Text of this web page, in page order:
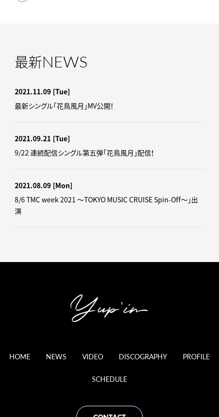
最新NEWS
2021.11.09 [Tue]
最新シングル「花鳥風月」MV公開！
2021.09.21 [Tue]
9/22 連続配信シングル第五弾「花鳥風月」配信！
2021.08.09 [Mon]
8/6 TMC week 2021 ～TOKYO MUSIC CRUISE Spin-Off～」出
演
HOME NEWS VIDEO DISCOGRAPHY PROFILE
SCHEDULE